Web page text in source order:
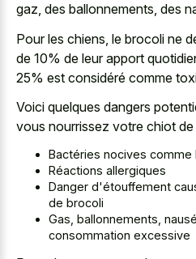
gaz, des ballonnements, des
Pour les chiens, le brocoli ne
de 10% de leur apport
25% est considéré comme
Voici quelques dangers
vous nourrissez votre chiot
Bactéries nocives comme
Réactions allergiques
Danger d'étouffement
de brocoli
Gas, ballonnements,
consommation excessive